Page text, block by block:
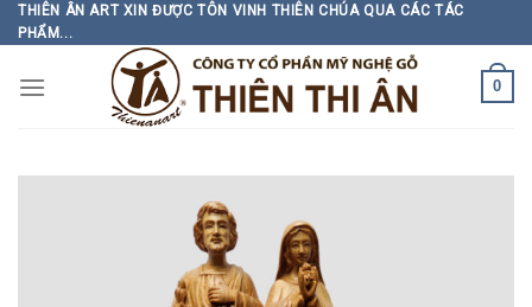
Skip
to
THIÊN ÂN ART XIN ĐƯỢC TÔN VINH THIÊN CHÚA QUA CÁC TÁC
PHẨM...
0